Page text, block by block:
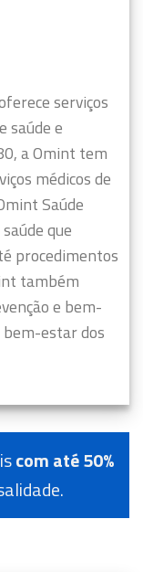
serviços
saúde e
a Omint tem
médicos de
Saúde
que
procedimentos
também
e bem-
bem-estar dos
com até 50%